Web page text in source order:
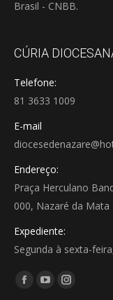
Brasil - CNBB.
CÚRIA
Telefone:
81 3633 1009
E-mail
Endereço:
Praça Herculano
000, Nazaré da Mata
Expediente:
Segunda à sexta-
Encontre-nos em:
Facebook
YouTubeInstagram